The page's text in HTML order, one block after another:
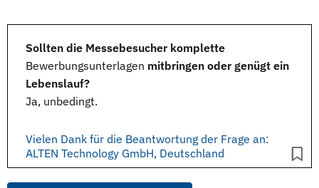
Sollten die Messebesucher komplette
Bewerbungsunterlagen mitbringen oder genügt ein
Lebenslauf?
Ja, unbedingt.
Vielen Dank für die Beantwortung der Frage an:
ALTEN Technology GmbH, Deutschland